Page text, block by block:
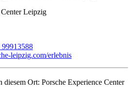
Leipzig
leipzig.com/erlebnis
diesem Ort: Porsche Experience Center